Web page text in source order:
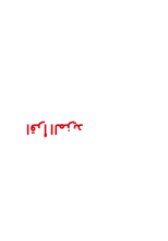
اقرأ المزيد